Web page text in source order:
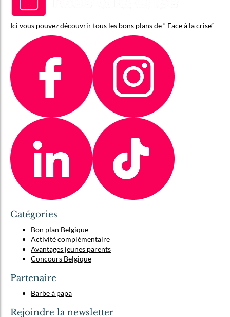
Ici vous pouvez découvrir tous les bons plans de “ Face à la crise”
Catégories
Bon plan Belgique
Activité complémentaire
Avantages jeunes parents
Concours Belgique
Partenaire
Barbe à papa
Rejoindre la newsletter